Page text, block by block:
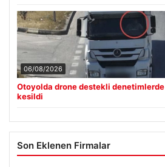
06/08/2026
Otoyolda drone destekli
kesildi
Son Eklenen Firmalar